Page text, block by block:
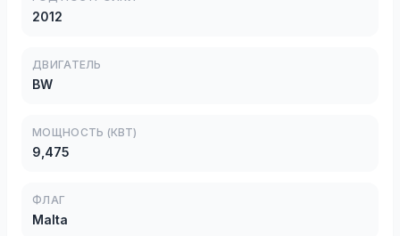
2012
ДВИГАТЕЛЬ
BW
МОЩНОСТЬ (КВТ)
9,475
ФЛАГ
Malta